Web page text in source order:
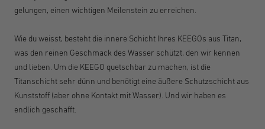
gelungen, einen wichtigen Meilenstein zu erreichen.
Wie du weisst, besteht die innere Schicht Ihres KEEGOs aus Titan,
was den reinen Geschmack des Wasser schützt, den wir kennen
und lieben. Um die KEEGO quetschbar zu machen, ist die
Titanschicht sehr dünn und benötigt eine äußere Schutzschicht aus
Kunststoff (aber ohne Kontakt mit Wasser). Und wir haben es
endlich geschafft.